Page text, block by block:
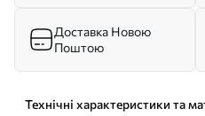
Доставка Новою
Поштою
Технічні характеристики та